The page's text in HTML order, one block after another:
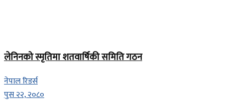
लेनिनको स्मृतिमा शतवार्षिकी समिति गठन
नेपाल रिडर्स
पुस २२, २०८०